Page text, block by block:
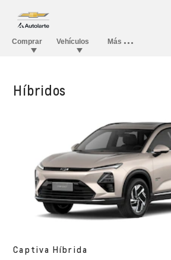
Híbridos
Captiva Híbrida